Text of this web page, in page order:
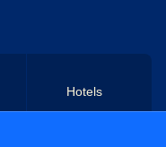
Hotels